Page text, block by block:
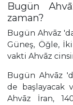
Bugün
zaman?
Bugün Ahvāz
Güneş, Öğle,
vakti Ahvāz
Bugün Ahvāz
de başlayacak
Ahvāz İran,